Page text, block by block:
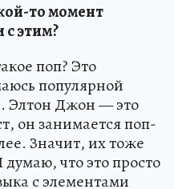
то момент
этим?
поп? Это
популярной
Элтон Джон — это
он занимается поп-
Значит, их тоже
что это просто
с элементами